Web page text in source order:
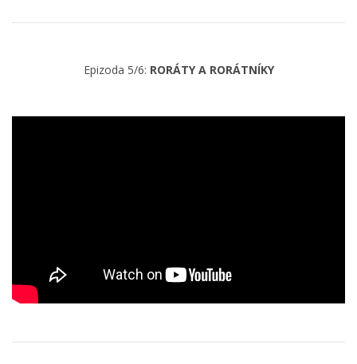
Epizoda 5/6: RORÁTY A RORÁTNÍKY